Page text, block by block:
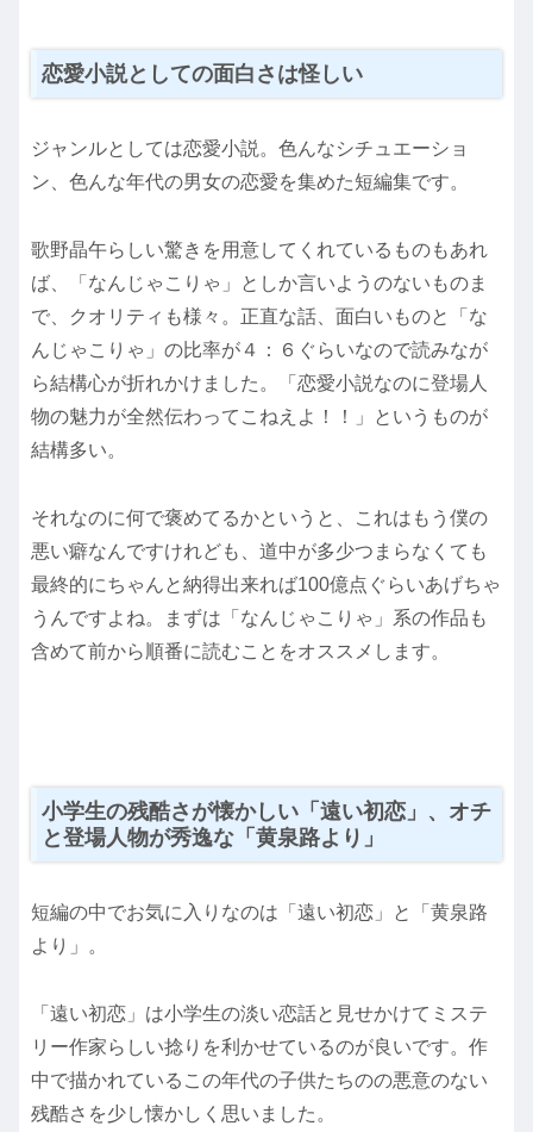
恋愛小説としての面白さは怪しい
ジャンルとしては恋愛小説。色んなシチュエーショ
ン、色んな年代の男女の恋愛を集めた短編集です。
歌野晶午らしい驚きを用意してくれているものもあれ
ば、「なんじゃこりゃ」としか言いようのないものま
で、クオリティも様々。正直な話、面白いものと「な
んじゃこりゃ」の比率が４：６ぐらいなので読みなが
ら結構心が折れかけました。「恋愛小説なのに登場人
物の魅力が全然伝わってこねえよ！！」というものが
結構多い。
それなのに何で褒めてるかというと、これはもう僕の
悪い癖なんですけれども、道中が多少つまらなくても
最終的にちゃんと納得出来れば100億点ぐらいあげちゃ
うんですよね。まずは「なんじゃこりゃ」系の作品も
含めて前から順番に読むことをオススメします。
小学生の残酷さが懐かしい「遠い初恋」、オチ
と登場人物が秀逸な「黄泉路より」
短編の中でお気に入りなのは「遠い初恋」と「黄泉路
より」。
「遠い初恋」は小学生の淡い恋話と見せかけてミステ
リー作家らしい捻りを利かせているのが良いです。作
中で描かれているこの年代の子供たちのの悪意のない
残酷さを少し懐かしく思いました。